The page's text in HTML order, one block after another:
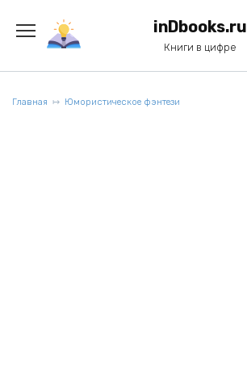
содержанию
inDbooks.ru
Книги в цифре
Главная Юмористическое фэнтези